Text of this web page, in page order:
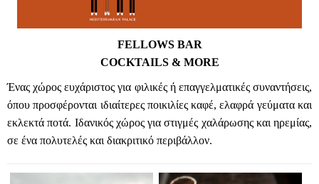
FELLOWS BAR
COCKTAILS & MORE
Ένας χώρος ευχάριστος για φιλικές ή επαγγελματικές συναντήσεις,
όπου προσφέρονται ιδιαίτερες ποικιλίες καφέ, ελαφρά γεύματα και
εκλεκτά ποτά. Ιδανικός χώρος για στιγμές χαλάρωσης και ηρεμίας,
σε ένα πολυτελές και διακριτικό περιβάλλον.